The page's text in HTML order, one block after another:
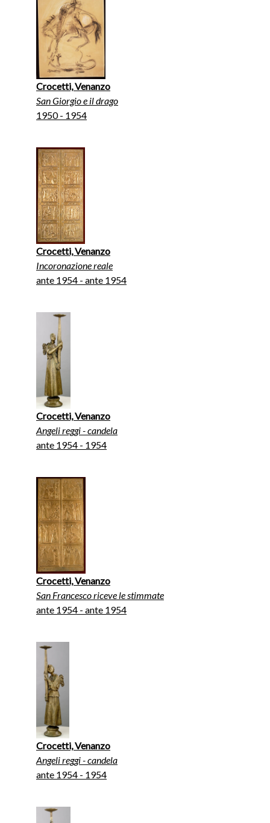
Crocetti, Venanzo
San Giorgio e il drago
1950 - 1954
Crocetti, Venanzo
Incoronazione reale
ante 1954 - ante 1954
Crocetti, Venanzo
Angeli reggi - candela
ante 1954 - 1954
Crocetti, Venanzo
San Francesco riceve le stimmate
ante 1954 - ante 1954
Crocetti, Venanzo
Angeli reggi - candela
ante 1954 - 1954